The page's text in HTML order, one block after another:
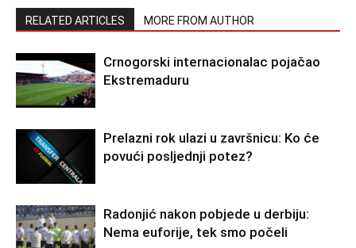
RELATED ARTICLES MORE FROM AUTHOR
Crnogorski internacionalac pojačao
Ekstremaduru
Prelazni rok ulazi u završnicu: Ko će
povući posljednji potez?
Radonjić nakon pobjede u derbiju:
Nema euforije, tek smo počeli